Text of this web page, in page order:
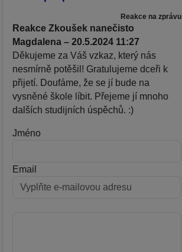
Reakce na zprávu
Reakce Zkoušek nanečisto
Magdalena – 20.5.2024 11:27
Děkujeme za Váš vzkaz, který nás
nesmírně potěšil! Gratulujeme dceři k
přijetí. Doufáme, že se jí bude na
vysněné škole líbit. Přejeme jí mnoho
dalších studijních úspěchů. :)
Jméno
Email